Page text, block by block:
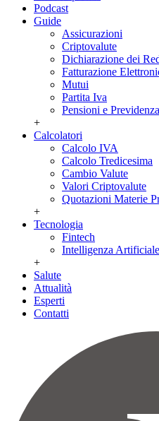
Podcast
Guide
Assicurazioni
Criptovalute
Dichiarazione dei
Fatturazione
Mutui
Partita Iva
Pensioni e Previdenza
+
Calcolatori
Calcolo IVA
Calcolo Tredicesima
Cambio Valute
Valori Criptovalute
Quotazioni Materie
+
Tecnologia
Fintech
Intelligenza Artificiale
+
Salute
Attualità
Esperti
Contatti